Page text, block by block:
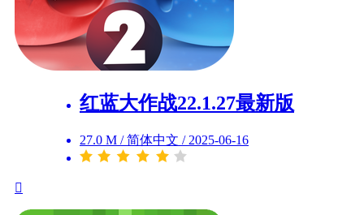
红蓝大作战22.1.27最新版
27.0 M / 简体中文 / 2025-06-16